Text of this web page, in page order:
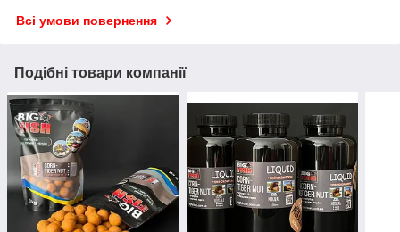
Всі умови повернення
Подібні товари компанії